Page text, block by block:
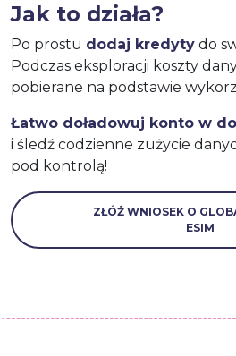
Jak to działa?
Po prostu dodaj kredyty do
Podczas eksploracji koszty
pobierane na podstawie
Łatwo doładowuj konto w
i śledź codzienne zużycie
pod kontrolą!
ZŁÓŻ WNIOSEK O
ESIM